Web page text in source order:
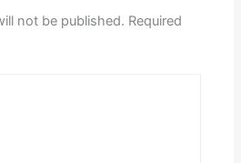
not be published. Required